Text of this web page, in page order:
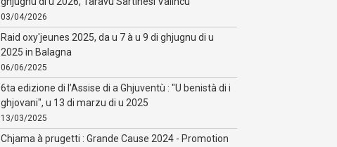
03/04/2026
Raid oxy'jeunes 2025, da u 7 à u 9 di ghjugnu di u
2025 in Balagna
06/06/2025
6ta edizione di l’Assise di a Ghjuventù : "U benistà di i
ghjovani", u 13 di marzu di u 2025
13/03/2025
Chjama à prugetti : Grande Cause 2024 - Promotion